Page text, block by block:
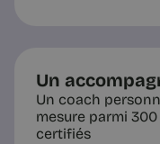
Un
Un coach
mesure parmi
certifiés